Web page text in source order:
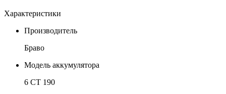
Характеристики
Производитель
Браво
Модель аккумулятора
6 СТ 190